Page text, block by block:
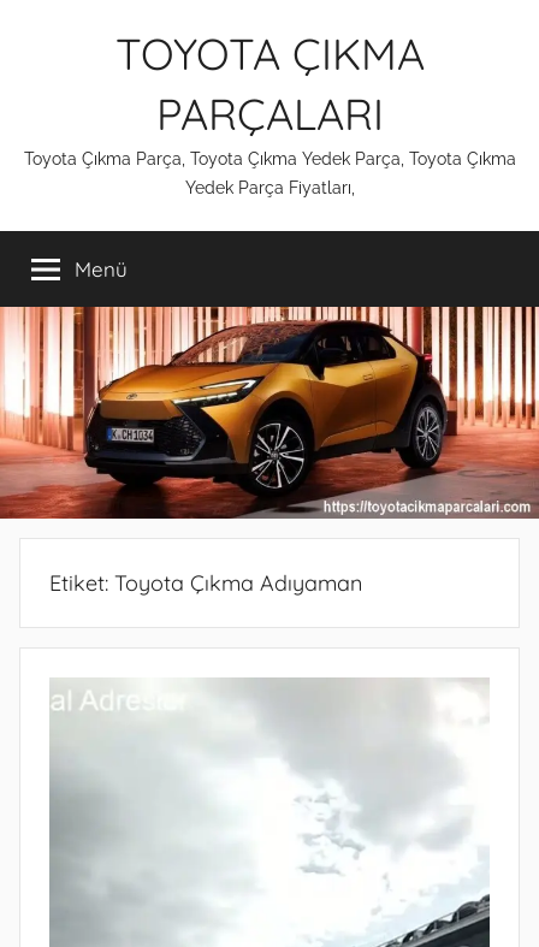
TOYOTA ÇIKMA
PARÇALARI
Toyota Çıkma Parça, Toyota Çıkma Yedek Parça, Toyota Çıkma
Yedek Parça Fiyatları,
Menü
Etiket: Toyota Çıkma Adıyaman